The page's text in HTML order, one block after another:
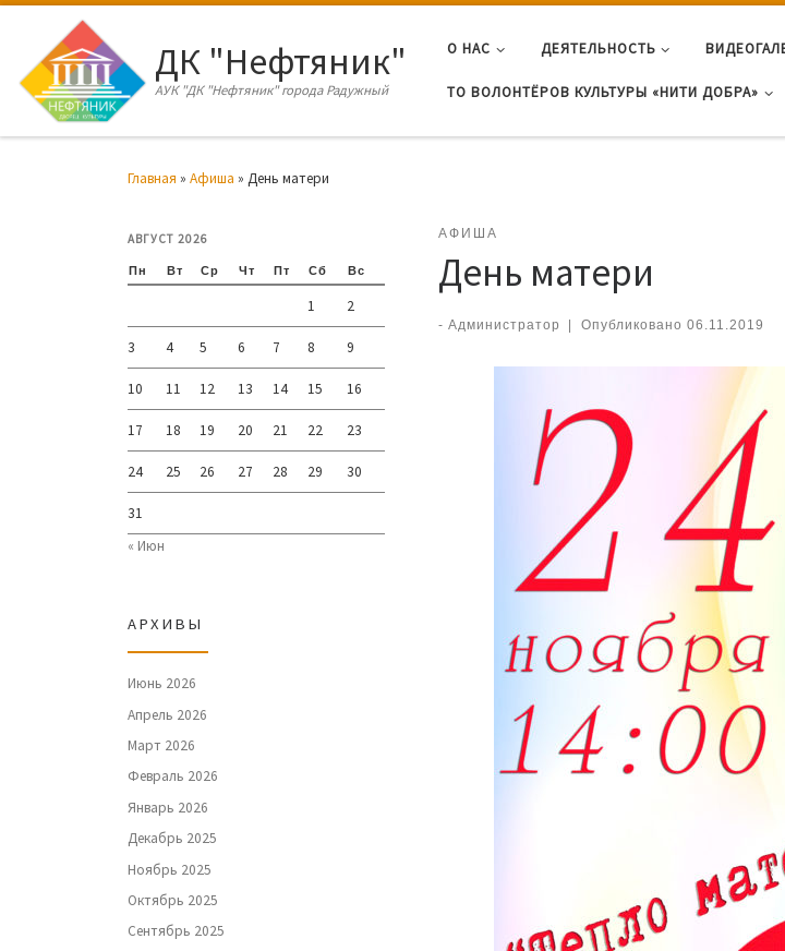
Перейти к содержимому
ДК "Нефтяник"
АУК "ДК "Нефтяник" города Радужный
О НАС ДЕЯТЕЛЬНОСТЬ
ТО ВОЛОНТЁРОВ КУЛЬТУРЫ «НИТИ ДОБРА»
Главная » Афиша » День матери
АФИША
День матери
- Администратор Опубликовано 06.11.2019
АВГУСТ 2026
Пн Вт Ср Чт Пт Сб Вс
1 2
3 4 5 6 7 8 9
10 11 12 13 14 15 16
17 18 19 20 21 22 23
24 25 26 27 28 29 30
31
« Июн
АРХИВЫ
Июнь 2026
Апрель 2026
Март 2026
Февраль 2026
Январь 2026
Декабрь 2025
Ноябрь 2025
Октябрь 2025
Сентябрь 2025